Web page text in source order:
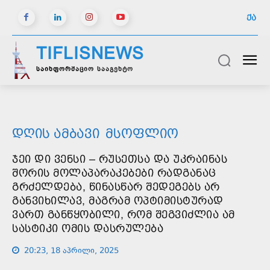
ᲥᲐ
TIFLISNEWS
საინფორმაციო სააგენტო
ᲓᲦᲘᲡ ᲐᲛᲑᲐᲕᲘ ᲛᲡᲝᲤᲚᲘᲝ
ᲯᲔᲘ ᲓᲘ ᲕᲔᲜᲡᲘ – ᲠᲣᲡᲔᲗᲡᲐ ᲓᲐ ᲣᲙᲠᲐᲘᲜᲐᲡ
ᲨᲝᲠᲘᲡ ᲛᲝᲚᲐᲞᲐᲠᲐᲙᲔᲑᲔᲑᲘ ᲠᲐᲓᲒᲐᲜᲐᲪ
ᲒᲠᲫᲔᲚᲓᲔᲑᲐ, ᲬᲘᲜᲐᲡᲬᲐᲠ ᲨᲔᲓᲔᲒᲔᲑᲡ ᲐᲠ
ᲒᲐᲜᲕᲘᲮᲘᲚᲐᲕ, ᲛᲐᲒᲠᲐᲛ ᲝᲞᲢᲘᲛᲘᲡᲢᲣᲠᲐᲓ
ᲕᲐᲠᲗ ᲒᲐᲜᲬᲧᲝᲑᲘᲚᲘ, ᲠᲝᲛ ᲨᲔᲒᲕᲘᲫᲚᲘᲐ ᲐᲛ
ᲡᲐᲡᲢᲘᲙᲘ ᲝᲛᲘᲡ ᲓᲐᲡᲠᲣᲚᲔᲑᲐ
20:23, 18 აპრილი, 2025